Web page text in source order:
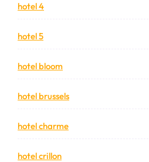
hotel 4
hotel 5
hotel bloom
hotel brussels
hotel charme
hotel crillon